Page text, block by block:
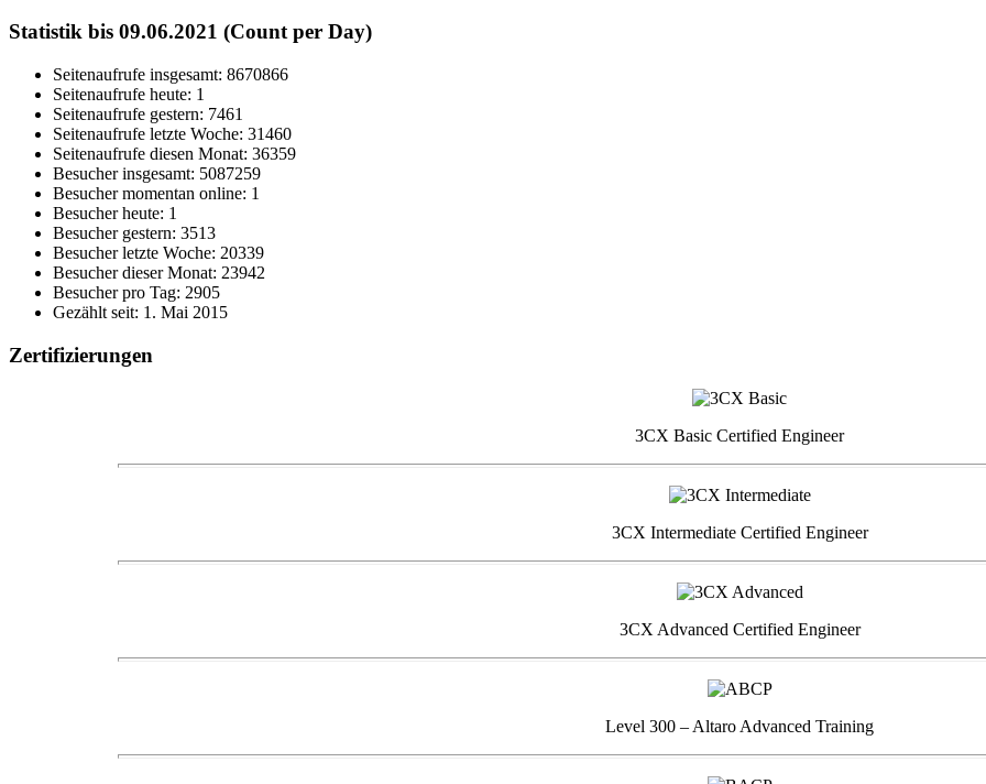
Statistik bis 09.06.2021 (Count per Day)
Seitenaufrufe insgesamt: 8670866
Seitenaufrufe heute: 1
Seitenaufrufe gestern: 7461
Seitenaufrufe letzte Woche: 31460
Seitenaufrufe diesen Monat: 36359
Besucher insgesamt: 5087259
Besucher momentan online: 1
Besucher heute: 1
Besucher gestern: 3513
Besucher letzte Woche: 20339
Besucher dieser Monat: 23942
Besucher pro Tag: 2905
Gezählt seit: 1. Mai 2015
Zertifizierungen
3CX Basic Certified Engineer
3CX Intermediate Certified Engineer
3CX Advanced Certified Engineer
Level 300 – Altaro Advanced Training